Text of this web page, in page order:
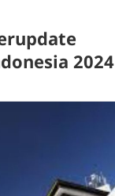
2024